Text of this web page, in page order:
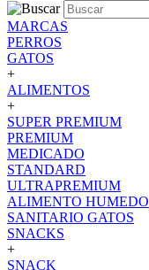
MARCAS
PERROS
GATOS
+
ALIMENTOS
+
SUPER PREMIUM
PREMIUM
MEDICADO
STANDARD
ULTRAPREMIUM
ALIMENTO HUMEDO
SANITARIO GATOS
SNACKS
+
SNACK